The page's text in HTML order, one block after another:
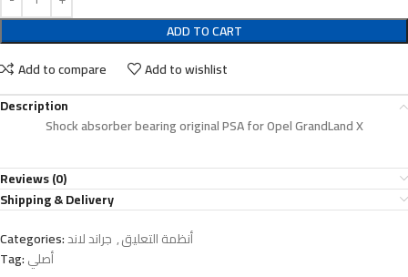
ADD TO CART
Add to compare
Add to wishlist
Description
Shock absorber bearing original PSA for Opel GrandLand X
Reviews (0)
Shipping & Delivery
Categories:
أنظمة التعليق, جراند لاند
Tag:أصلي